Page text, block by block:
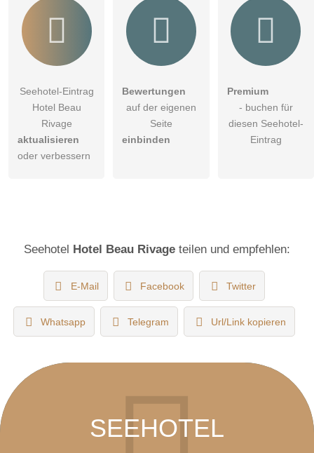
Seehotel-Eintrag
Hotel Beau
Rivage
aktualisieren
oder verbessern
Bewertungen
auf der eigenen
Seite
einbinden
Premium
- buchen für
diesen Seehotel-
Eintrag
Seehotel Hotel Beau Rivage teilen und empfehlen:
E-Mail Facebook Twitter
Whatsapp Telegram Url/Link kopieren
SEEHOTEL